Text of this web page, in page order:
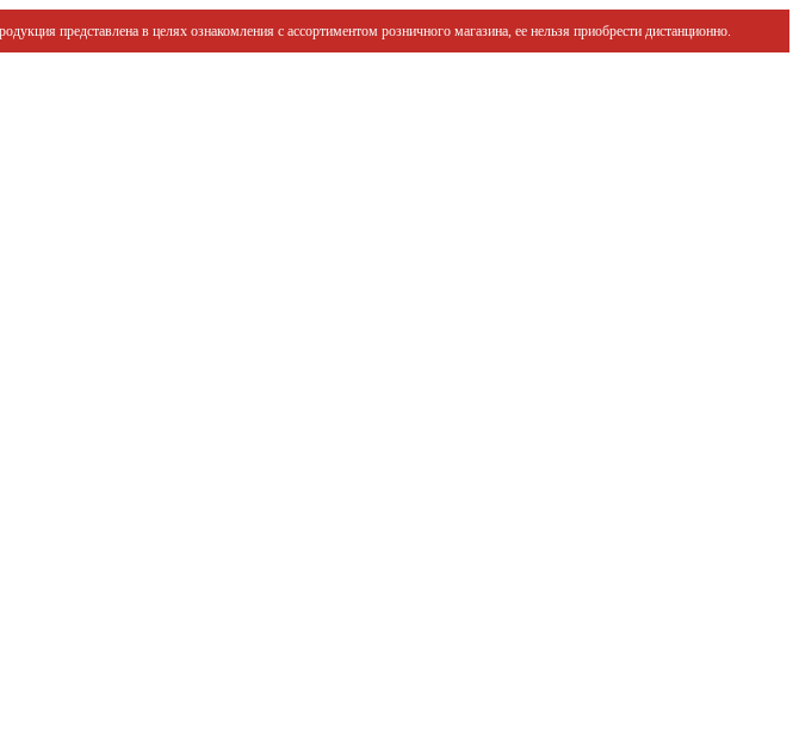
представлена в целях ознакомления с ассортиментом розничного магазина, ее нельзя приобрести дистанционно.